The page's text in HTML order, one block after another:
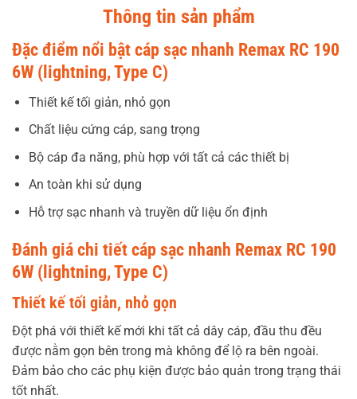
Thông tin sản phẩm
Đặc điểm nổi bật cáp sạc nhanh Remax RC 190
6W (lightning, Type C)
Thiết kế tối giản, nhỏ gọn
Chất liệu cứng cáp, sang trọng
Bộ cáp đa năng, phù hợp với tất cả các thiết bị
An toàn khi sử dụng
Hỗ trợ sạc nhanh và truyền dữ liệu ổn định
Đánh giá chi tiết cáp sạc nhanh Remax RC 190
6W (lightning, Type C)
Thiết kế tối giản, nhỏ gọn
Đột phá với thiết kế mới khi tất cả dây cáp, đầu thu đều
được nằm gọn bên trong mà không để lộ ra bên ngoài.
Đảm bảo cho các phụ kiện được bảo quản trong trạng thái
tốt nhất.